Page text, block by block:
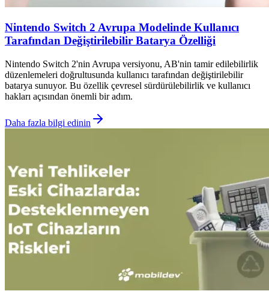
Nintendo Switch 2 Avrupa Modelinde Kullanıcı
Tarafından Değiştirilebilir Batarya Özelliği
Nintendo Switch 2'nin Avrupa versiyonu, AB'nin tamir edilebilirlik
düzenlemeleri doğrultusunda kullanıcı tarafından değiştirilebilir
batarya sunuyor. Bu özellik çevresel sürdürülebilirlik ve kullanıcı
hakları açısından önemli bir adım.
Daha fazla bilgi edinin